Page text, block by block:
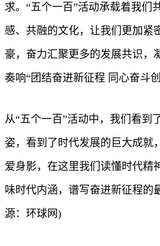
求。“五个一百”活动承载着我们
感、共融的文化，让我们更加紧
豪，奋力汇聚更多的发展共识，
奏响“团结奋进新征程 同心奋斗
从“五个一百”活动中，我们看到
姿，看到了时代发展的巨大成就
爱身影，在这里我们读懂时代精
味时代内涵，谱写奋进新征程的
源：环球网)